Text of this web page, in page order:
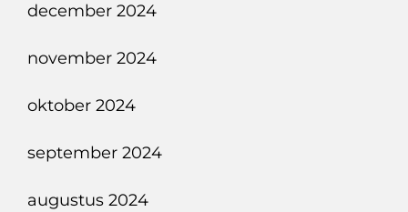
december 2024
november 2024
oktober 2024
september 2024
augustus 2024